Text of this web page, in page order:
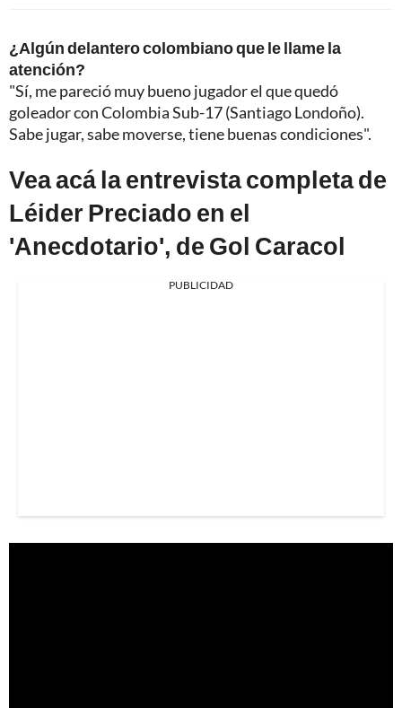
¿Algún delantero colombiano que le llame la
atención?
"Sí, me pareció muy bueno jugador el que quedó
goleador con Colombia Sub-17 (Santiago Londoño).
Sabe jugar, sabe moverse, tiene buenas condiciones".
Vea acá la entrevista completa de
Léider Preciado en el
'Anecdotario', de Gol Caracol
PUBLICIDAD